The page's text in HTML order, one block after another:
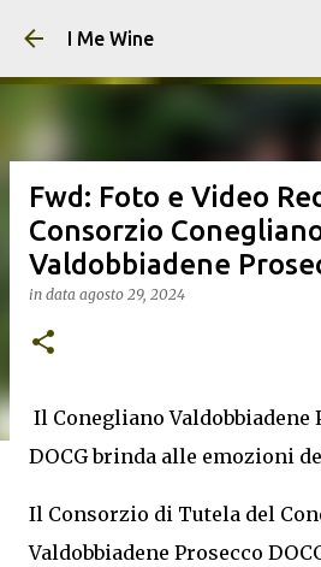
Passa ai contenuti
I Me Wine
Fwd: Foto e Video
Consorzio
Valdobbiadene
in data agosto 29, 2024
Il Conegliano Valdobbiadene
DOCG brinda alle emozioni
Il Consorzio di Tutela del
Valdobbiadene Prosecco